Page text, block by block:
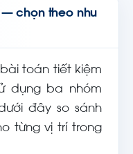
— chọn theo nhu
bài toán tiết kiệm
dụng ba nhóm
đây so sánh
từng vị trí trong